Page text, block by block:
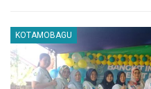
KOTAMOBAGU